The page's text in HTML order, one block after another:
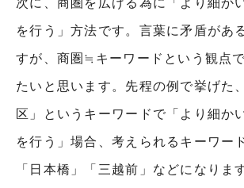
次に、商圏を広げる為に「より細か
を行う」方法です。言葉に矛盾があ
すが、商圏≒キーワードという観点
たいと思います。 先程の例で挙げた
区」というキーワードで「より細か
を行う」場合、考えられるキーワー
「日本橋」「三越前」などになりま